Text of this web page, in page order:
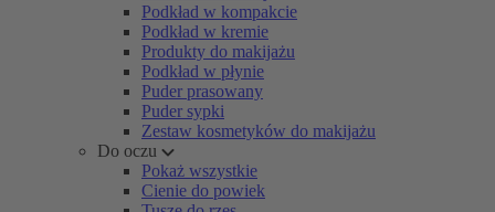
Podkład w kompakcie
Podkład w kremie
Produkty do makijażu
Podkład w płynie
Puder prasowany
Puder sypki
Zestaw kosmetyków do makijażu
Do oczu
Pokaż wszystkie
Cienie do powiek